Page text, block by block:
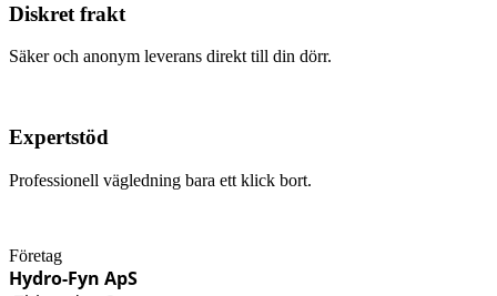
Diskret frakt
Säker och anonym leverans direkt till din dörr.
Expertstöd
Professionell vägledning bara ett klick bort.
Företag
Hydro-Fyn ApS